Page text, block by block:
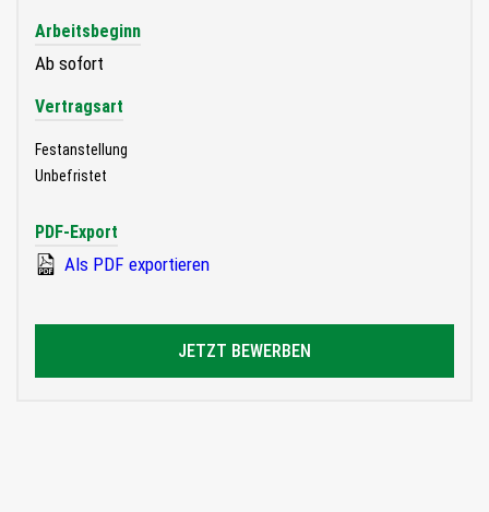
Arbeitsbeginn
Ab sofort
Vertragsart
Festanstellung
Unbefristet
PDF-Export
Als PDF exportieren
JETZT BEWERBEN